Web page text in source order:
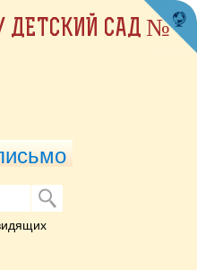
ДЕТСКИЙ САД №